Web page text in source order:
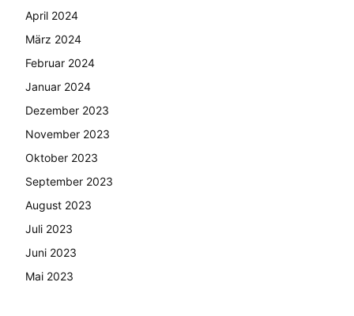
April 2024
März 2024
Februar 2024
Januar 2024
Dezember 2023
November 2023
Oktober 2023
September 2023
August 2023
Juli 2023
Juni 2023
Mai 2023